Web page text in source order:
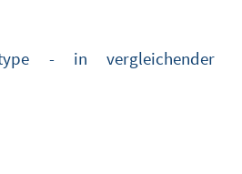
- in vergleichender